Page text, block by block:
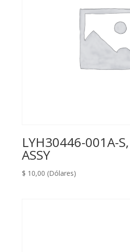
LYH30446-001A-
ASSY
$ 10,00 (Dólares)